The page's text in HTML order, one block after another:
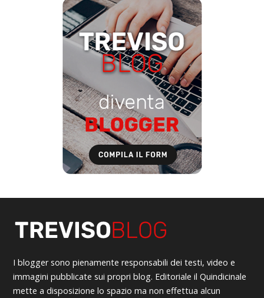
I blogger sono pienamente responsabili dei testi, video e
immagini pubblicate sui propri blog. Editoriale il Quindicinale
mette a disposizione lo spazio ma non effettua alcun